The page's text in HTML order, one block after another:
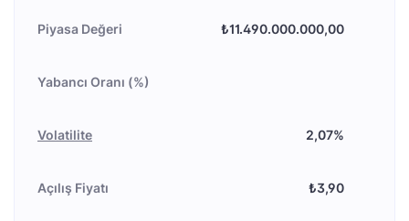
Piyasa Değeri ₺11.490.000.000,00
Yabancı Oranı (%)
Volatilite 2,07%
Açılış Fiyatı ₺3,90